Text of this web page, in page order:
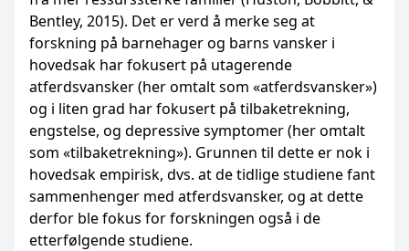
Bentley, 2015). Det er verd å merke seg at
forskning på barnehager og barns vansker i
hovedsak har fokusert på utagerende
atferdsvansker (her omtalt som «atferdsvansker»)
og i liten grad har fokusert på tilbaketrekning,
engstelse, og depressive symptomer (her omtalt
som «tilbaketrekning»). Grunnen til dette er nok i
hovedsak empirisk, dvs. at de tidlige studiene fant
sammenhenger med atferdsvansker, og at dette
derfor ble fokus for forskningen også i de
etterfølgende studiene.